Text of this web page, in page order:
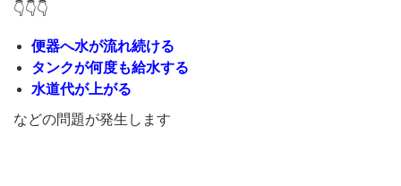
👇👇👇
便器へ水が流れ続ける
タンクが何度も給水する
水道代が上がる
などの問題が発生します